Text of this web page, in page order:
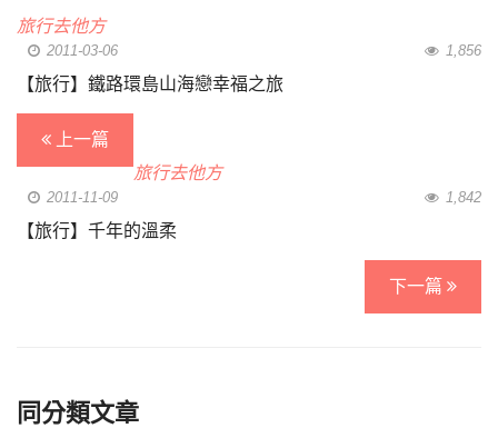
旅行去他方
2011-03-06 1,856
【旅行】鐵路環島山海戀幸福之旅
上一篇
旅行去他方
2011-11-09 1,842
【旅行】千年的溫柔
下一篇
同分類文章